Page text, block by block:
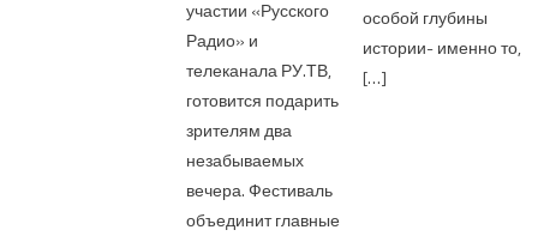
участии «Русского
Радио» и
телеканала РУ.ТВ,
готовится подарить
зрителям два
незабываемых
вечера. Фестиваль
объединит главные
особой глубины
истории- именно то,
[…]